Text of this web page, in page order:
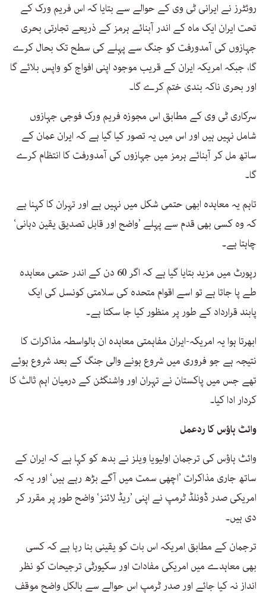
روئٹرز نے ایرانی ٹی وی کے حوالے سے بتایا کہ اس فریم ورک کے
تحت ایران ایک ماہ کے اندر آبنائے ہرمز کے ذریعے تجارتی بحری
جہازوں کی آمدورفت کو جنگ سے پہلے کی سطح تک بحال کرے
گا، جبکہ امریکہ ایران کے قریب موجود اپنی افواج کو واپس بلائے گا
اور بحری ناکہ بندی ختم کرے گا۔
سرکاری ٹی وی کے مطابق اس مجوزہ فریم ورک فوجی جہازوں
شامل نہیں ہیں اور اس میں یہ تصور کیا گیا ہے کہ ایران عمان کے
ساتھ مل کر آبنائے ہرمز میں جہازوں کی آمدورفت کا انتظام کرے
گا۔
تاہم یہ معاہدہ ابھی حتمی شکل میں نہیں ہے اور تہران کا کہنا ہے
کہ وہ کسی بھی قدم سے پہلے ’واضح اور قابل تصدیق یقین دہانی‘
چاہتا ہے۔
رپورٹ میں مزید بتایا گیا ہے کہ اگر 60 دن کے اندر حتمی معاہدہ
طے پا جاتا ہے تو اسے اقوام متحدہ کی سلامتی کونسل کی ایک
پابند قرارداد کے طور پر منظور کیا جا سکتا ہے۔
ابھرتا ہوا یہ امریکہ-ایران مفاہمتی معاہدہ ان بالواسطہ مذاکرات کا
نتیجہ ہے جو فروری میں شروع ہونے والی جنگ کے بعد شروع ہوئے
تھے جس میں پاکستان نے تہران اور واشنگٹن کے درمیان اہم ثالث کا
کردار ادا کیا۔
وائٹ ہاؤس کا ردعمل
وائٹ ہاؤس کی ترجمان اولیویا ویلز نے بدھ کو کہا ہے کہ ایران کے
ساتھ جاری مذاکرات ’اچھی سمت میں آگے بڑھ رہے ہیں‘ اور یہ کہ
امریکی صدر ڈونلڈ ٹرمپ نے اپنی ’ریڈ لائنز‘ واضح طور پر مقرر کر
دی ہیں۔
ترجمان کے مطابق امریکہ اس بات کو یقینی بنا رہا ہے کہ کسی
بھی معاہدے میں امریکی مفادات اور سکیورٹی ترجیحات کو نظر
انداز نہ کیا جائے اور صدر ٹرمپ اس حوالے سے بالکل واضح موقف